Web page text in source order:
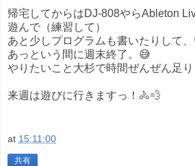
帰宅してからはDJ-808やらAbleton
遊んで（練習して）
あと少しプログラムも書いたりして
あっという間に週末終了。😅
やりたいこと大杉で時間ぜんぜん足
来週は遊びに行きますっ！🚴💨
at 15:11:00
共有